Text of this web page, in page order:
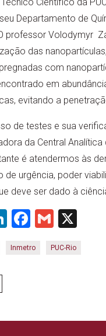
Departamento de
professor Volodymyr
das
com
em
evitando a
de testes e sua
da Central
é atendermos às
de urgência, poder
deve ser dado à
LinkedIn
Facebook
Gmail
X
Inmetro PUC-Rio